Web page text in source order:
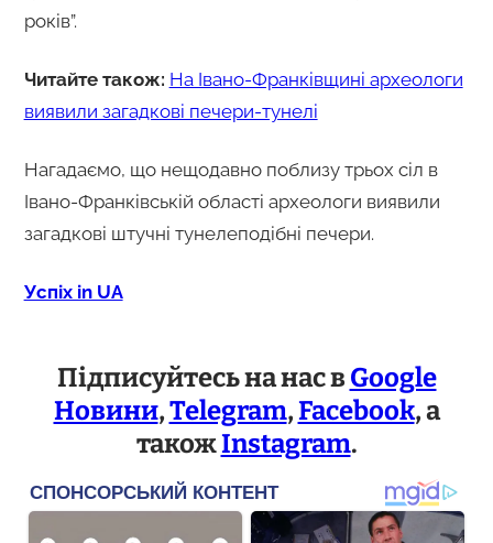
років”.
Читайте також: На Івано-Франківщині археологи
виявили загадкові печери-тунелі
Нагадаємо, що нещодавно поблизу трьох сіл в
Івано-Франківській області археологи виявили
загадкові штучні тунелеподібні печери.
Успіх in UA
Підписуйтесь на нас вGoogle
Новини,Telegram,Facebook, а
такожInstagram.